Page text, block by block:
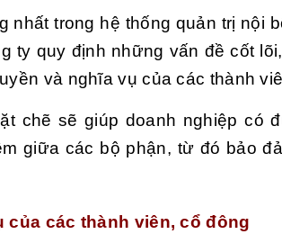
nhất trong hệ thống quản trị nội
ty quy định những vấn đề cốt
và nghĩa vụ của các thành
chẽ sẽ giúp doanh nghiệp có
giữa các bộ phận, từ đó bảo
của các thành viên, cổ đông